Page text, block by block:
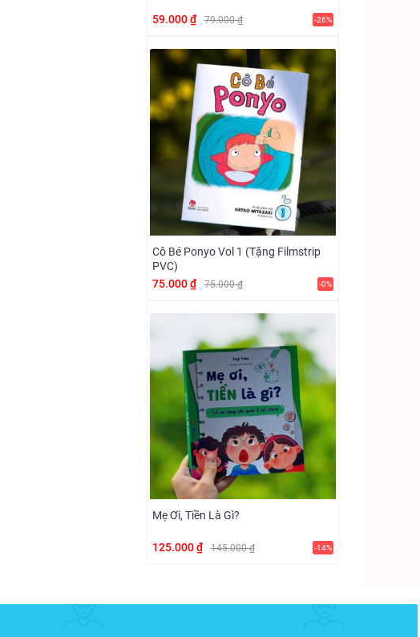
59.000 ₫ 79.000 ₫ -26%
Cô Bé Ponyo Vol 1 (Tặng Filmstrip
PVC)
75.000 ₫
75.000 ₫ -0%
Mẹ Ơi, Tiền Là Gì?
125.000 ₫ 145.000 ₫ -14%